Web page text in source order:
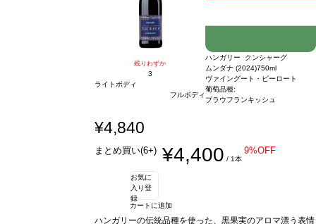
残りわずか
3
ライトボディ
フルボディ
ハンガリー クンシャーグ
ムンダナ (2024)750ml
ヴァイングート・ピーロート
葡萄品種:
ブラウフランキッシュ
¥4,840
まとめ買い(6+) ¥4,400 / 1本
9%OFF
お気に
入り登
録
カートに追加
ハンガリーの伝統品種を使った、黒果実のアロマ漂う表情